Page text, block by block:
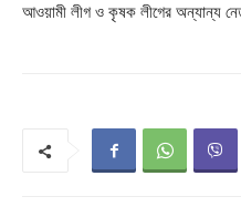
আওয়ামী লীগ ও কৃষক লীগের অন্যান্য